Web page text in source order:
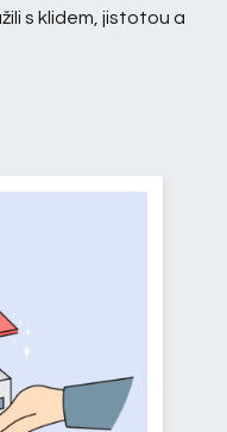
s klidem, jistotou a